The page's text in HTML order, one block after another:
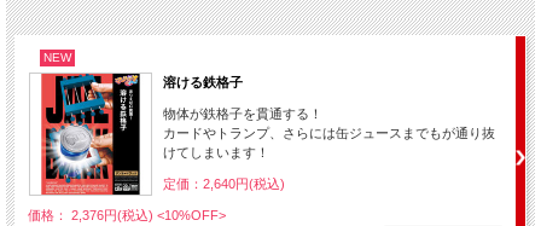
NEW
溶ける鉄格子
物体が鉄格子を貫通する！
カードやトランプ、さらには缶ジュースまでもが通り抜
けてしまいます！
定価：2,640円(税込)
価格： 2,376円(税込) <10%OFF>